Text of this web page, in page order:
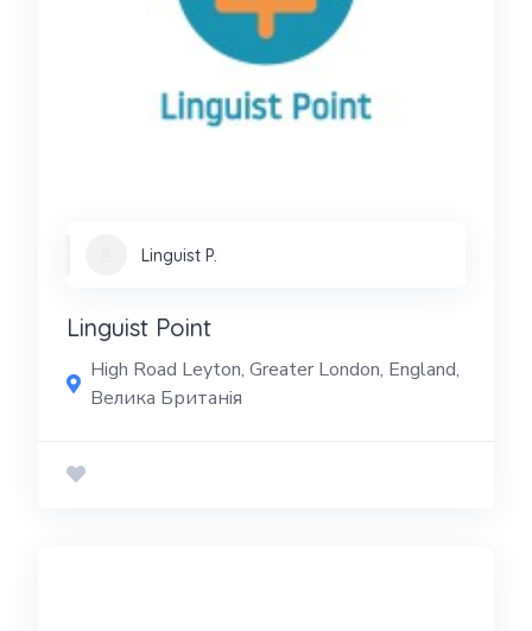
Linguist P.
Linguist Point
High Road Leyton, Greater London, England,
Велика Британія